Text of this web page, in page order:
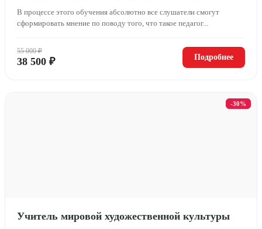
В процессе этого обучения абсолютно все слушатели смогут
сформировать мнение по поводу того, что такое педагог...
55 000 ₽
38 500 ₽ Подробнее
-30%
Учитель мировой художественной культуры